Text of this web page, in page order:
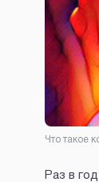
Что такое
Раз в